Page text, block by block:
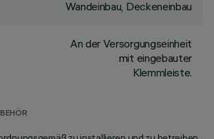
Wandeinbau, Deckeneinbau
An der Versorgungseinheit
mit eingebauter
Klemmleiste.